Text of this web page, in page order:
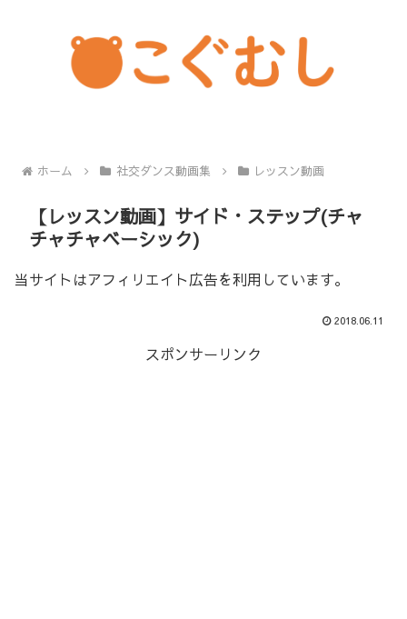
ホーム 社交ダンス動画集 レッスン動画
【レッスン動画】サイド・ステップ(チャ
チャチャベーシック)
当サイトはアフィリエイト広告を利用しています。
2018.06.11
スポンサーリンク